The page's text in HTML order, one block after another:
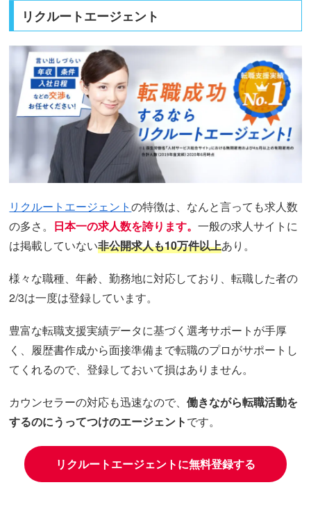
リクルートエージェント
リクルートエージェントの特徴は、なんと言っても求人数
の多さ。 日本一の求人数を誇ります。一般の求人サイトに
は掲載していない非公開求人も10万件以上あり。
様々な職種、年齢、勤務地に対応しており、転職した者の
2/3は一度は登録しています。
豊富な転職支援実績データに基づく選考サポートが手厚
く、履歴書作成から面接準備まで転職のプロがサポートし
てくれるので、登録しておいて損はありません。
カウンセラーの対応も迅速なので、働きながら転職活動を
するのにうってつけのエージェントです。
リクルートエージェントに無料登録する